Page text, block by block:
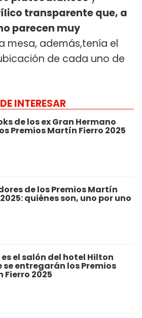
transparente que, a
parecen muy
mesa, además,tenía el
de cada uno de
INTERESAR
de los ex Gran Hermano
Premios Martín Fierro 2025
de los Premios Martín
quiénes son, uno por uno
el salón del hotel Hilton
se entregarán los Premios
Fierro 2025